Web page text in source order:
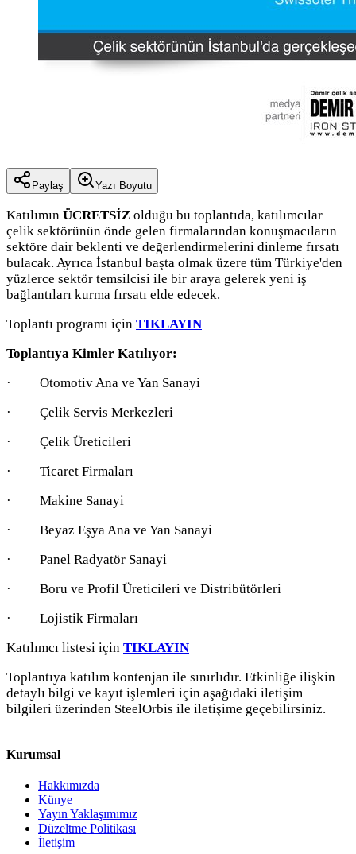
Paylaş Yazı Boyutu
Katılımın ÜCRETSİZ olduğu bu toplantıda, katılımcılar
çelik sektörünün önde gelen firmalarından konuşmacıların
sektöre dair beklenti ve değerlendirmelerini dinleme fırsatı
bulacak. Ayrıca İstanbul başta olmak üzere tüm Türkiye'den
yüzlerce sektör temsilcisi ile bir araya gelerek yeni iş
bağlantıları kurma fırsatı elde edecek.
Toplantı programı için TIKLAYIN
Toplantıya Kimler Katılıyor:
· Otomotiv Ana ve Yan Sanayi
· Çelik Servis Merkezleri
· Çelik Üreticileri
· Ticaret Firmaları
· Makine Sanayi
· Beyaz Eşya Ana ve Yan Sanayi
· Panel Radyatör Sanayi
· Boru ve Profil Üreticileri ve Distribütörleri
· Lojistik Firmaları
Katılımcı listesi için TIKLAYIN
Toplantıya katılım kontenjan ile sınırlıdır. Etkinliğe ilişkin
detaylı bilgi ve kayıt işlemleri için aşağıdaki iletişim
bilgileri üzerinden SteelOrbis ile iletişime geçebilirsiniz.
Kurumsal
Hakkımızda
Künye
Yayın Yaklaşımımız
Düzeltme Politikası
İletişim